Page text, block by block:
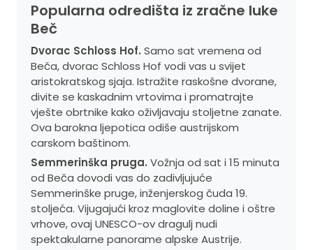
Popularna odredišta iz zračne luke
Beč
Dvorac Schloss Hof. Samo sat vremena od
Beča, dvorac Schloss Hof vodi vas u svijet
aristokratskog sjaja. Istražite raskošne dvorane,
divite se kaskadnim vrtovima i promatrajte
vješte obrtnike kako oživljavaju stoljetne zanate.
Ova barokna ljepotica odiše austrijskom
carskom baštinom.
Semmerinška pruga. Vožnja od sat i 15 minuta
od Beča dovodi vas do zadivljujuće
Semmerinške pruge, inženjerskog čuda 19.
stoljeća. Vijugajući kroz maglovite doline i oštre
vrhove, ovaj UNESCO-ov dragulj nudi
spektakularne panorame alpske Austrije.